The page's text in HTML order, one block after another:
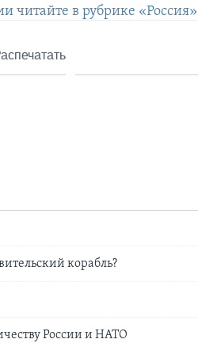
читайте в рубрике «Россия»
корабль?
России и НАТО